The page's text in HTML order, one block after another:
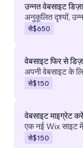
उन्नत वेबसाइट
अनुकूलित दृश्यों,
से$650
वेबसाइट फिर से
अपनी वेबसाइट के
से$150
वेबसाइट माइग्रेट करें
एक नई Wix साइट
से$150